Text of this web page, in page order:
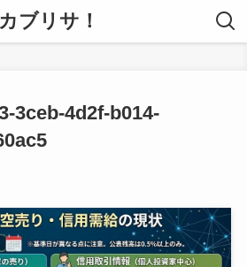
カブリサ！
3ceb-4d2f-b014-